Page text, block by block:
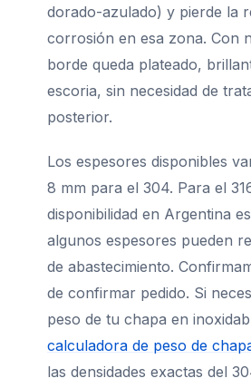
dorado-azulado) y pierde la
corrosión en esa zona. Con
borde queda plateado,
escoria, sin necesidad de
posterior.
Los espesores disponibles
8 mm para el 304. Para el
disponibilidad en Argentina
algunos espesores pueden
de abastecimiento.
de confirmar pedido. Si
peso de tu chapa en
calculadora de peso de
las densidades exactas del